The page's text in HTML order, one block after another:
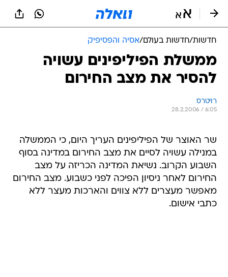
חדשות/חדשות בעולם/אסיה והפסיפיק
ממשלת הפיליפינים עשויה
להסיר את מצב החירום
רויטרס
28.2.2006 / 6:05
שר האוצר של הפיליפינים העריך היום, כי הממשלה
במנילה עשויה לסיים את מצב החירום במדינה בסוף
השבוע הקרוב. נשיאת המדינה הכריזה על מצב
החירום לאחר ניסיון הפיכה לפני כשבוע. מצב החירום
מאפשר מעצרים ללא צווים והארכות מעצר ללא
כתבי אישום.